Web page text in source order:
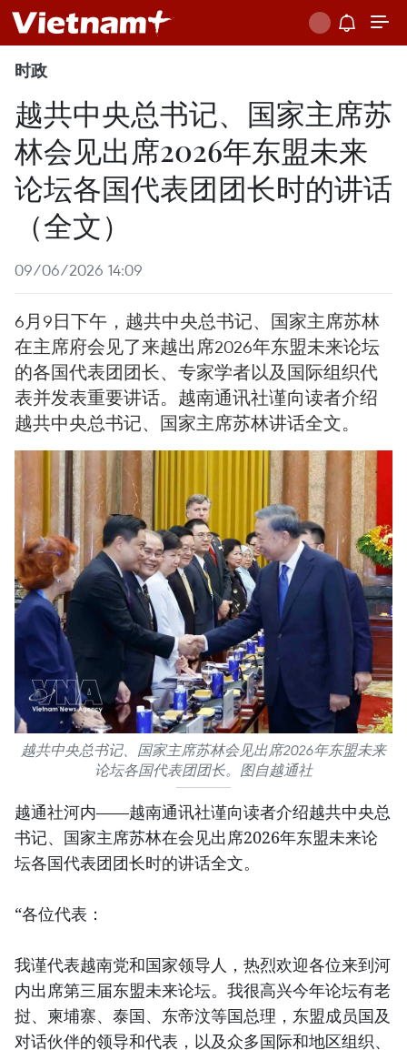
时政
越共中央总书记、国家主席苏
林会见出席2026年东盟未来
论坛各国代表团团长时的讲话
（全文）
09/06/2026 14:09
6月9日下午，越共中央总书记、国家主席苏林
在主席府会见了来越出席2026年东盟未来论坛
的各国代表团团长、专家学者以及国际组织代
表并发表重要讲话。越南通讯社谨向读者介绍
越共中央总书记、国家主席苏林讲话全文。
越共中央总书记、国家主席苏林会见出席2026年东盟未来
论坛各国代表团团长。图自越通社
越通社河内——越南通讯社谨向读者介绍越共中央总
书记、国家主席苏林在会见出席2026年东盟未来论
坛各国代表团团长时的讲话全文。
“各位代表：
我谨代表越南党和国家领导人，热烈欢迎各位来到河
内出席第三届东盟未来论坛。我很高兴今年论坛有老
挝、柬埔寨、泰国、东帝汶等国总理，东盟成员国及
对话伙伴的领导和代表，以及众多国际和地区组织、